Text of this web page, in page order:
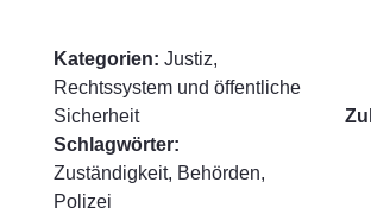
Kategorien: Justiz,
Rechtssystem und öffentliche
Sicherheit
Schlagwörter:
Zuständigkeit, Behörden,
Polizei